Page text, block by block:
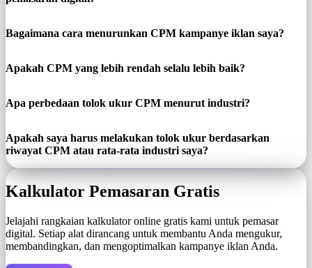
Bagaimana cara menurunkan CPM kampanye iklan saya?
Apakah CPM yang lebih rendah selalu lebih baik?
Apa perbedaan tolok ukur CPM menurut industri?
Apakah saya harus melakukan tolok ukur berdasarkan
riwayat CPM atau rata-rata industri saya?
Kalkulator Pemasaran Gratis
Jelajahi rangkaian kalkulator online gratis kami untuk pemasar
digital. Setiap alat dirancang untuk membantu Anda mengukur,
membandingkan, dan mengoptimalkan kampanye iklan Anda.